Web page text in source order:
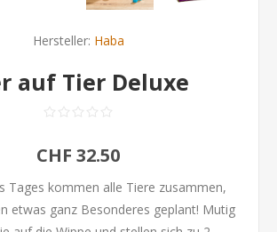
Hersteller: Haba
auf Tier Deluxe
CHF 32.50
Tages kommen alle Tiere zusammen,
etwas ganz Besonderes geplant! Mutig